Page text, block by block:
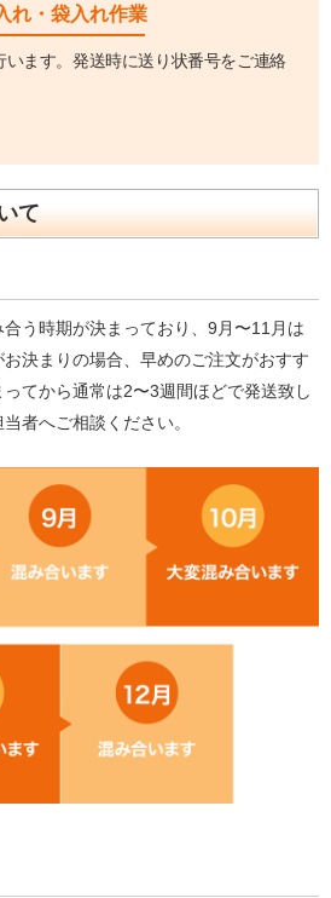
れ・袋入れ作業
ます。発送時に送り状番号をご連絡
て
う時期が決まっており、9月〜11月は
決まりの場合、早めのご注文がおすす
てから通常は2〜3週間ほどで発送致し
者へご相談ください。